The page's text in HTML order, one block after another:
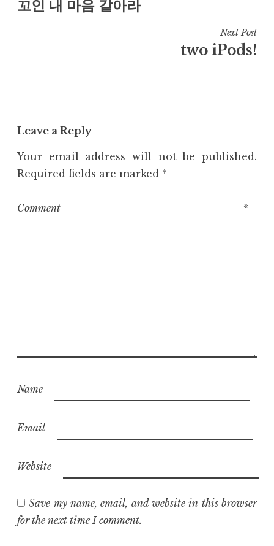
navigation
꼬인 내 마음 같아라
Next Post
two iPods!
Leave a Reply
Your email address will not be published.
Required fields are marked *
Comment *
Name
Email
Website
Save my name, email, and website in this browser
for the next time I comment.